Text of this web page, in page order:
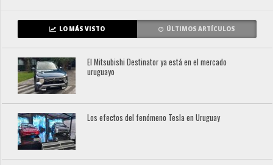
LO MÁS VISTO ÚLTIMOS ARTÍCULOS
El Mitsubishi Destinator ya está en el mercado
uruguayo
Los efectos del fenómeno Tesla en Uruguay